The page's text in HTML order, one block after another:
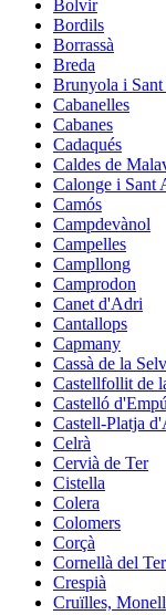
Bolvir
Bordils
Borrassà
Breda
Brunyola i Sant
Cabanelles
Cabanes
Cadaqués
Caldes de
Calonge i Sant
Camós
Campdevànol
Campelles
Campllong
Camprodon
Canet d'Adri
Cantallops
Capmany
Cassà de la
Castellfollit de
Castelló
Castell-Platja
Celrà
Cervià de Ter
Cistella
Colera
Colomers
Corçà
Cornellà del
Crespià
Cruïlles,